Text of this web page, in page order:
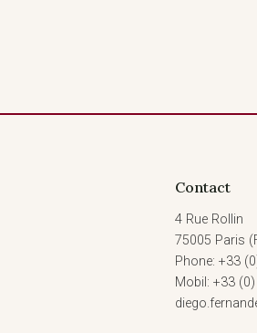
Contact
4 Rue Rollin
75005 Paris
Phone: +33
Mobil: +33